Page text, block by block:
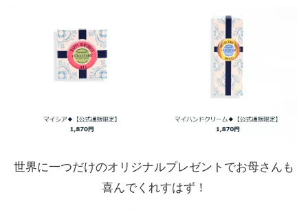
世界に一つだけのオリジナルプレゼントでお母さんも
喜んでくれすはず！